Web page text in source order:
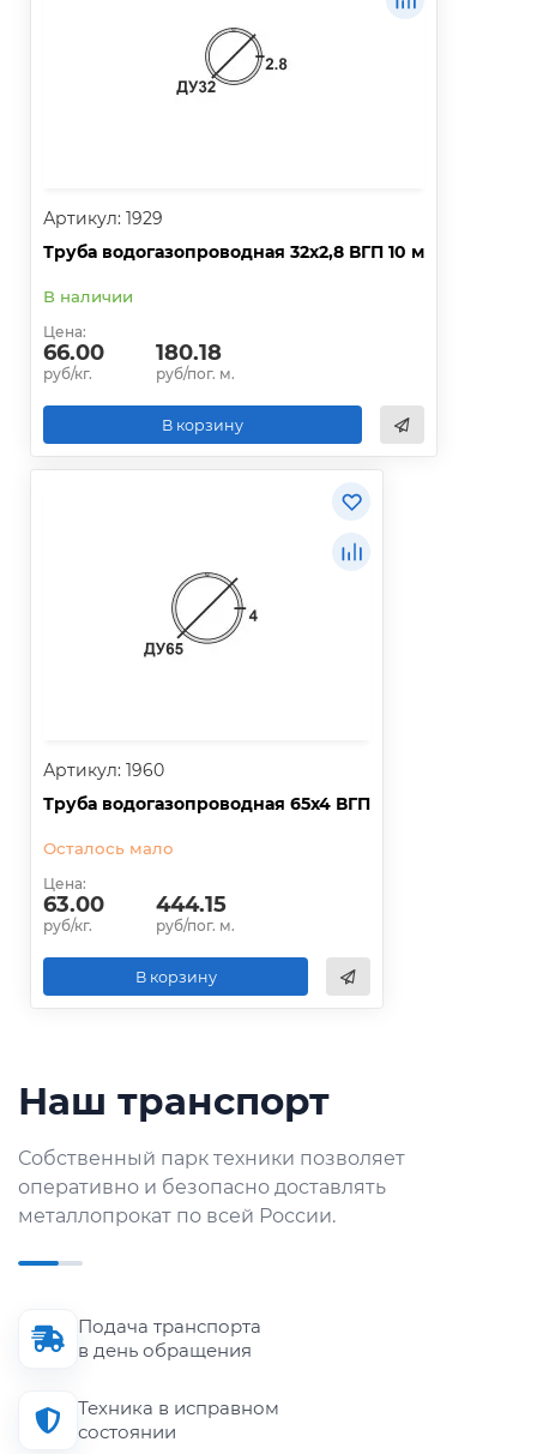
Артикул: 1929
Труба водогазопроводная 32х2,8 ВГП 10 м
В наличии
Цена:
66.00
руб/кг.
180.18
руб/пог. м.
В корзину
Артикул: 1960
Труба водогазопроводная 65х4 ВГП
Осталось мало
Цена:
63.00
руб/кг.
444.15
руб/пог. м.
В корзину
Наш транспорт
Собственный парк техники позволяет
оперативно и безопасно доставлять
металлопрокат по всей России.
Подача транспорта
в день обращения
Техника в исправном
состоянии